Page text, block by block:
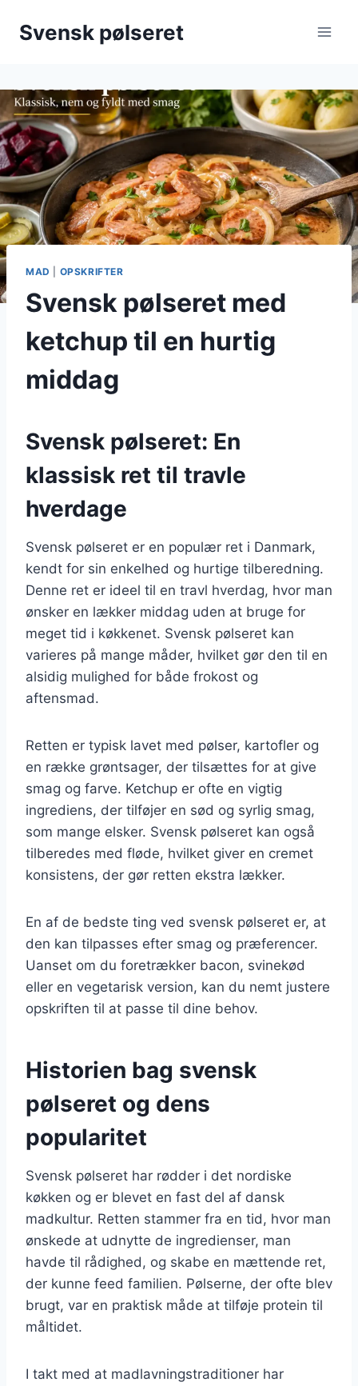
Svensk pølseret
MAD OPSKRIFTER
Svensk pølseret med
ketchup til en hurtig
middag
Svensk pølseret: En
klassisk ret til travle
hverdage
Svensk pølseret er en populær ret i Danmark,
kendt for sin enkelhed og hurtige tilberedning.
Denne ret er ideel til en travl hverdag, hvor man
ønsker en lækker middag uden at bruge for
meget tid i køkkenet. Svensk pølseret kan
varieres på mange måder, hvilket gør den til en
alsidig mulighed for både frokost og
aftensmad.
Retten er typisk lavet med pølser, kartofler og
en række grøntsager, der tilsættes for at give
smag og farve. Ketchup er ofte en vigtig
ingrediens, der tilføjer en sød og syrlig smag,
som mange elsker. Svensk pølseret kan også
tilberedes med fløde, hvilket giver en cremet
konsistens, der gør retten ekstra lækker.
En af de bedste ting ved svensk pølseret er, at
den kan tilpasses efter smag og præferencer.
Uanset om du foretrækker bacon, svinekød
eller en vegetarisk version, kan du nemt justere
opskriften til at passe til dine behov.
Historien bag svensk
pølseret og dens
popularitet
Svensk pølseret har rødder i det nordiske
køkken og er blevet en fast del af dansk
madkultur. Retten stammer fra en tid, hvor man
ønskede at udnytte de ingredienser, man
havde til rådighed, og skabe en mættende ret,
der kunne feed familien. Pølserne, der ofte blev
brugt, var en praktisk måde at tilføje protein til
måltidet.
I takt med at madlavningstraditioner har